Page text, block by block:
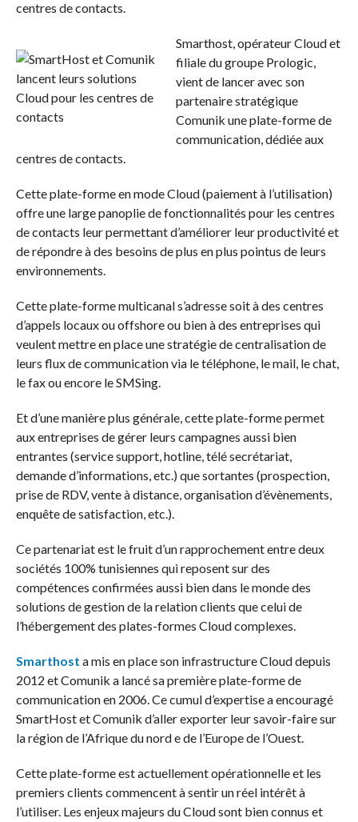
centres de contacts.
Smarthost, opérateur Cloud et
filiale du groupe Prologic,
vient de lancer avec son
partenaire stratégique
Comunik une plate-forme de
communication, dédiée aux
centres de contacts.
Cette plate-forme en mode Cloud (paiement à l’utilisation)
offre une large panoplie de fonctionnalités pour les centres
de contacts leur permettant d’améliorer leur productivité et
de répondre à des besoins de plus en plus pointus de leurs
environnements.
Cette plate-forme multicanal s’adresse soit à des centres
d’appels locaux ou offshore ou bien à des entreprises qui
veulent mettre en place une stratégie de centralisation de
leurs flux de communication via le téléphone, le mail, le chat,
le fax ou encore le SMSing.
Et d’une manière plus générale, cette plate-forme permet
aux entreprises de gérer leurs campagnes aussi bien
entrantes (service support, hotline, télé secrétariat,
demande d’informations, etc.) que sortantes (prospection,
prise de RDV, vente à distance, organisation d’évènements,
enquête de satisfaction, etc.).
Ce partenariat est le fruit d’un rapprochement entre deux
sociétés 100% tunisiennes qui reposent sur des
compétences confirmées aussi bien dans le monde des
solutions de gestion de la relation clients que celui de
l’hébergement des plates-formes Cloud complexes.
Smarthost a mis en place son infrastructure Cloud depuis
2012 et Comunik a lancé sa première plate-forme de
communication en 2006. Ce cumul d’expertise a encouragé
SmartHost et Comunik d’aller exporter leur savoir-faire sur
la région de l’Afrique du nord e de l’Europe de l’Ouest.
Cette plate-forme est actuellement opérationnelle et les
premiers clients commencent à sentir un réel intérêt à
l’utiliser. Les enjeux majeurs du Cloud sont bien connus et